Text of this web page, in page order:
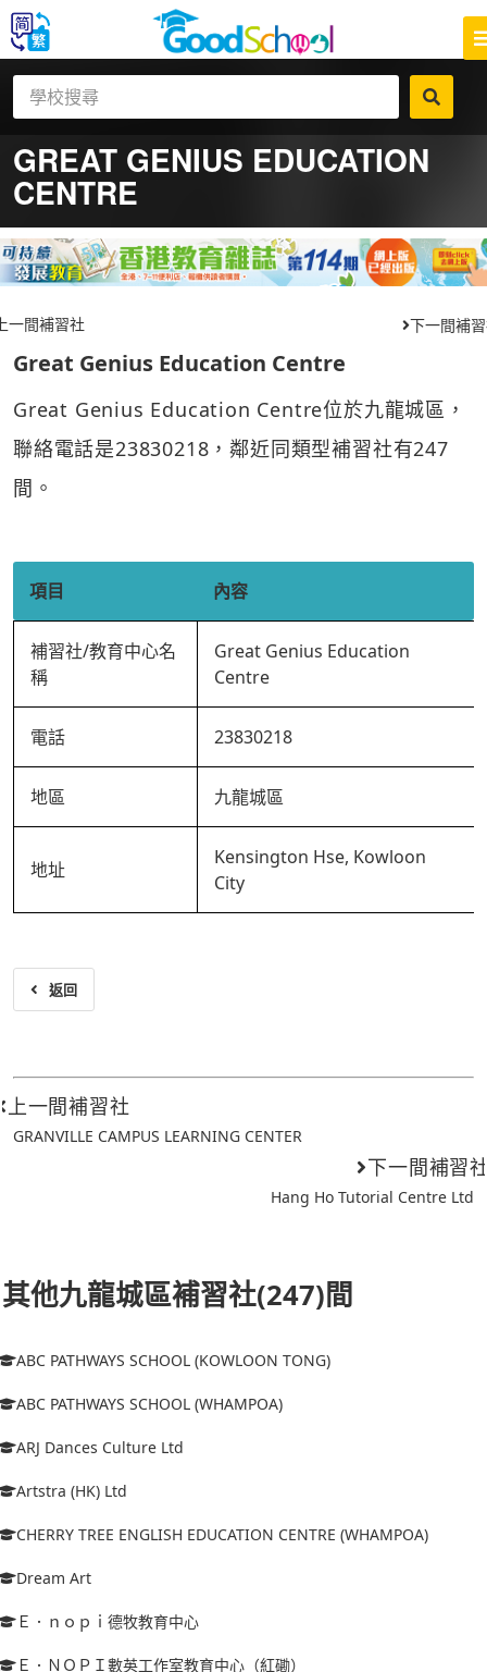
GREAT GENIUS EDUCATION
CENTRE
一間補習社 下一間補
Great Genius Education Centre
Great Genius Education Centre位於九龍城區，
聯絡電話是23830218，鄰近同類型補習社有247
間。
項目 內容
補習社/教育中心名
稱
Great Genius Education
Centre
電話 23830218
地區 九龍城區
地址
Kensington Hse, Kowloon
City
返回
上一間補習社
GRANVILLE CAMPUS LEARNING CENTER
下一間補習
Hang Ho Tutorial Centre Ltd
其他九龍城區補習社(247)間
ABC PATHWAYS SCHOOL (KOWLOON TONG)
ABC PATHWAYS SCHOOL (WHAMPOA)
ARJ Dances Culture Ltd
Artstra (HK) Ltd
CHERRY TREE ENGLISH EDUCATION CENTRE (WHAMPOA)
Dream Art
Ｅ．ｎｏｐｉ德牧教育中心
Ｅ．ＮＯＰＩ數英工作室教育中心（紅磡）